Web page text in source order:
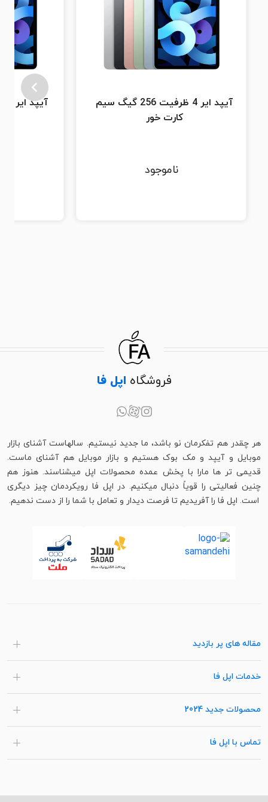
آیپد ایر 4 ظرفیت 256 گیگ سیم
کارت خور
ناموجود
فروشگاه اپل فا
هر چقدر هم تفکرمان نو باشد، ما جدید نیستیم. سالهاست آشنای بازار
موبایل و آیپد و مک بوک هستیم و بازار موبایل هم آشنای ماست.
قدیمی تر ها مارا با پخش عمده محصولات اپل میشناسند. هنوز هم
چنین فعالیتی را قویاً دنبال میکنیم. در اپل فا رویکردمان چیز دیگری
است. اپل فا را آفریدیم تا فرصت دیدار و تعامل با شما را از دست ندهیم.
مقاله های پر بازدید
خدمات اپل فا
محصولات جدید 2024
تماس با اپل فا